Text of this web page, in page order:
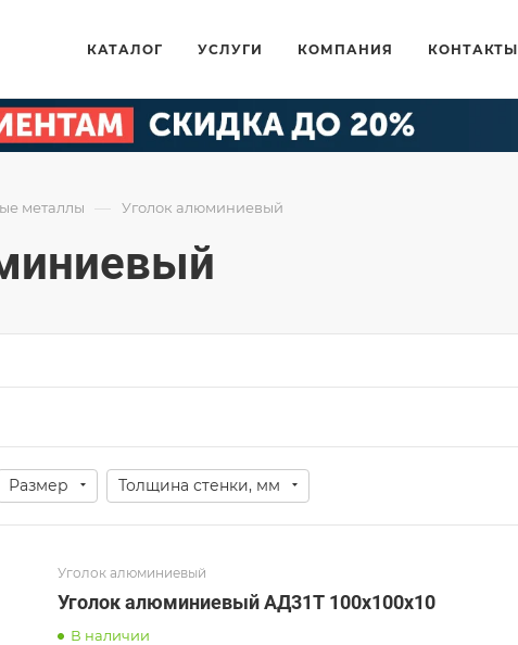
КАТАЛОГ УСЛУГИ КОМПАНИЯ КОНТАКТЫ
металлы — Уголок алюминиевый
Размер Толщина стенки, мм
Уголок алюминиевый
Уголок алюминиевый АД31Т 100х100х10
В наличии